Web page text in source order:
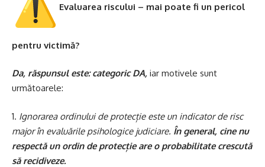
Evaluarea riscului – mai poate fi un pericol
pentru victimă?
Da, răspunsul este: categoric DA, iar motivele sunt
următoarele:
1. Ignorarea ordinului de protecție este un indicator de risc
major în evaluările psihologice judiciare. În general, cine nu
respectă un ordin de protecție are o probabilitate crescută
să recidiveze.